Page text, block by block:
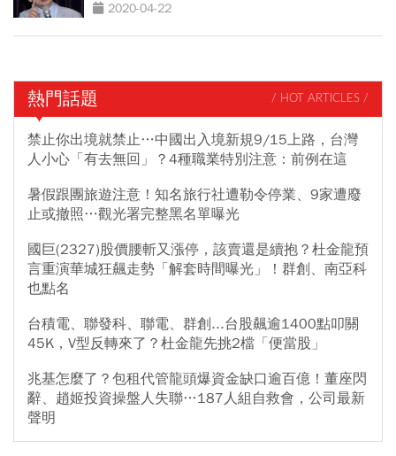
2020-04-22
熱門話題 / HOT ARTICLES /
禁止你出境就禁止…中國出入境新規9/15上路，台灣
人小心「有去無回」？4種職業特別注意：前例在這
暑假跟團旅遊注意！知名旅行社遭勒令停業、9家遭廢
止或撤照…觀光署完整黑名單曝光
國巨(2327)股價腰斬又漲停，該賣還是續抱？杜金龍預
言重演華城狂飆走勢「解套時間曝光」！群創、南亞科
也點名
台積電、聯發科、聯電、群創...台股飆逾1400點叩關
45K，V型反轉來了？杜金龍先挑2檔「便當股」
兆基怎麼了？包租代管龍頭爆資金缺口逾百億！董座閃
辭、趙姬投資操盤人失聯…187人組自救會，公司最新
聲明